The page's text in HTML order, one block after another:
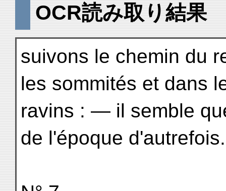
OCR読み取り結果
suivons le chemin du
les sommités et dans
ravins : — il semble
de l'époque